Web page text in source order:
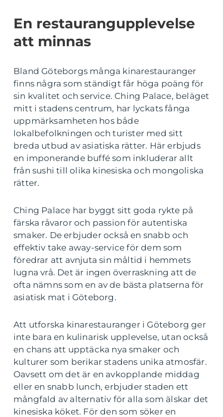
En restaurangupplevelse
att minnas
Bland Göteborgs många kinarestauranger
finns några som ständigt får höga poäng för
sin kvalitet och service. Ching Palace, beläget
mitt i stadens centrum, har lyckats fånga
uppmärksamheten hos både
lokalbefolkningen och turister med sitt
breda utbud av asiatiska rätter. Här erbjuds
en imponerande buffé som inkluderar allt
från sushi till olika kinesiska och mongoliska
rätter.
Ching Palace har byggt sitt goda rykte på
färska råvaror och passion för autentiska
smaker. De erbjuder också en snabb och
effektiv take away-service för dem som
föredrar att avnjuta sin måltid i hemmets
lugna vrå. Det är ingen överraskning att de
ofta nämns som en av de bästa platserna för
asiatisk mat i Göteborg.
Att utforska kinarestauranger i Göteborg ger
inte bara en kulinarisk upplevelse, utan också
en chans att upptäcka nya smaker och
kulturer som berikar stadens unika atmosfär.
Oavsett om det är en avkopplande middag
eller en snabb lunch, erbjuder staden ett
mångfald av alternativ för alla som älskar det
kinesiska köket. För den som söker en